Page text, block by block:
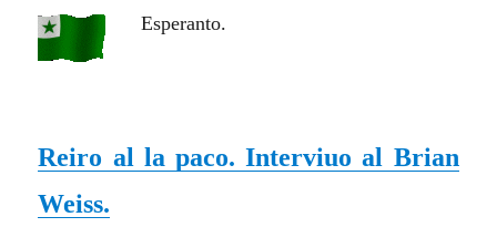
Esperanto.
Reiro al la paco. Interviuo al Brian
Weiss.